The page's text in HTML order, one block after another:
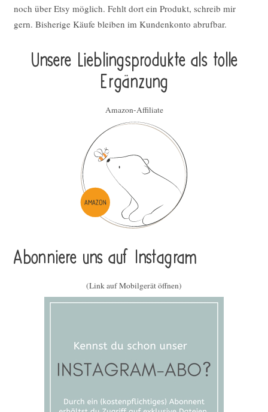
noch über Etsy möglich. Fehlt dort ein Produkt, schreib mir
gern. Bisherige Käufe bleiben im Kundenkonto abrufbar.
Unsere Lieblings­pro­duk­te als tolle
Ergän­zung
Amazon-Affiliate
Abonniere uns auf Instagram
(Link auf Mobilgerät öffnen)